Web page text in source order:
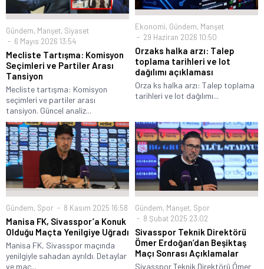
Gündem, Manşet, Siyaset
6 Mayıs 2026 13:54
Mecliste Tartışma: Komisyon
Seçimleri ve Partiler Arası
Tansiyon
Mecliste tartışma: Komisyon
seçimleri ve partiler arası
tansiyon. Güncel analiz...
Ekonomi, Gündem, Manşet
29 Haziran 2026 10:50
Orzaks halka arzı: Talep
toplama tarihleri ve lot
dağılımı açıklaması
Orza ks halka arzı: Talep toplama
tarihleri ve lot dağılımı...
Gündem, Spor 8 Kasım 2025 16:58
Manisa FK, Sivasspor’a Konuk
Olduğu Maçta Yenilgiye Uğradı
Manisa FK, Sivasspor maçında
yenilgiyle sahadan ayrıldı. Detaylar
ve maç...
Gündem, Manşet, Spor
8 Şubat 2025 23:02
Sivasspor Teknik Direktörü
Ömer Erdoğan’dan Beşiktaş
Maçı Sonrası Açıklamalar
Sivasspor Teknik Direktörü Ömer